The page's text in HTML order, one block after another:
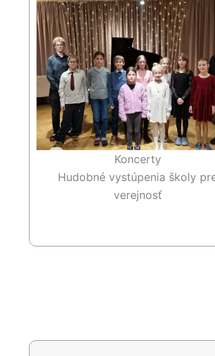
Koncerty
Hudobné vystúpenia školy
verejnosť